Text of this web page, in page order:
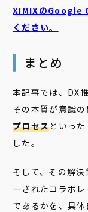
XIMIXのGoogle
ください。
まとめ
本記事では、DX
その本質が意識の
プロセスといっ
した。
そして、その解
一されたコラボ
であるかを、具